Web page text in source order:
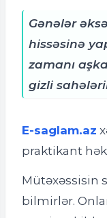
Gənələr
hissəsinə
zamanı
gizli
E-saglam.az
praktikant
Mütəxəssisin
bilmirlər.